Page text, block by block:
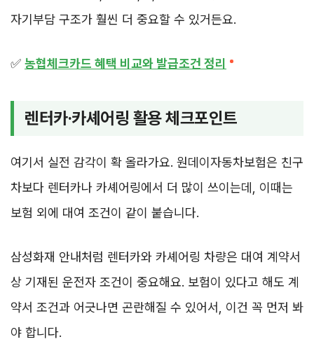
자기부담 구조가 훨씬 더 중요할 수 있거든요.
✅ 농협체크카드 혜택 비교와 발급조건 정리
렌터카·카셰어링 활용 체크포인트
여기서 실전 감각이 확 올라가요. 원데이자동차보험은 친구
차보다 렌터카나 카셰어링에서 더 많이 쓰이는데, 이때는
보험 외에 대여 조건이 같이 붙습니다.
삼성화재 안내처럼 렌터카와 카셰어링 차량은 대여 계약서
상 기재된 운전자 조건이 중요해요. 보험이 있다고 해도 계
약서 조건과 어긋나면 곤란해질 수 있어서, 이건 꼭 먼저 봐
야 합니다.